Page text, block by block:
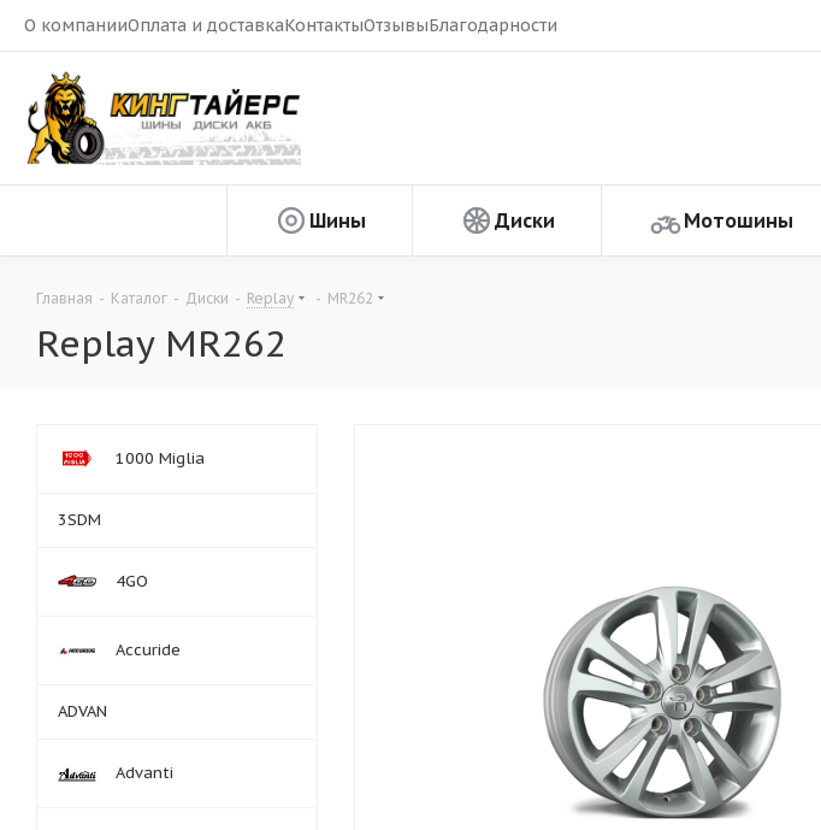
О компанииОплата и доставкаКонтактыОтзывыБлагодарности
Шины Диски Мотошины
Главная - Каталог - Диски - Replay - MR262
Replay MR262
1000 Miglia
3SDM
4GO
Accuride
ADVAN
Advanti